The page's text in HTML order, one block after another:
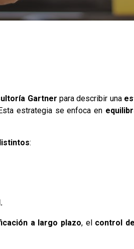
Gartner para describir una
estrategia se enfoca en
:
a largo plazo, el control